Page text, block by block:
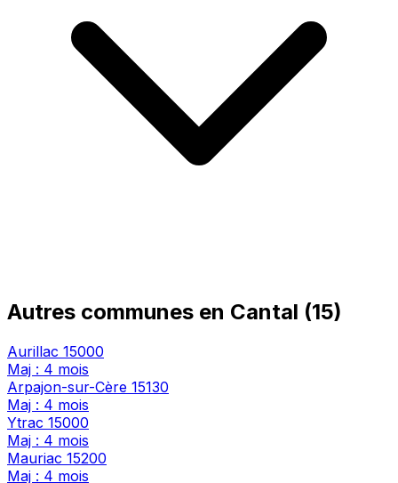
Autres communes en Cantal (15)
Aurillac 15000
Maj : 4 mois
Arpajon-sur-Cère 15130
Maj : 4 mois
Ytrac 15000
Maj : 4 mois
Mauriac 15200
Maj : 4 mois